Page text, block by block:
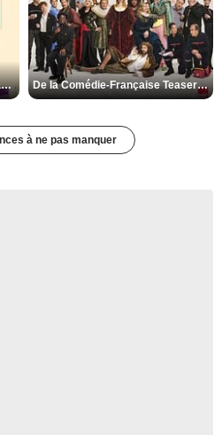
Les Matins merveilleux Bande-annonce VF De la Comédie-Française Teaser VF
à ne pas manquer